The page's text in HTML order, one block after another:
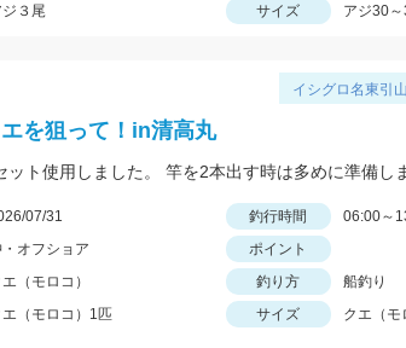
ジ３尾 サイズ アジ30
イシグロ名東引
を狙って！in清高丸
ット使用しました。 竿を2本出す時は多めに準備し
07/31 釣行時間
06:00～
オフショア
ポイント
（モロコ） 釣り方
船釣り
エ（モロコ）1匹 サイズ クエ（モ